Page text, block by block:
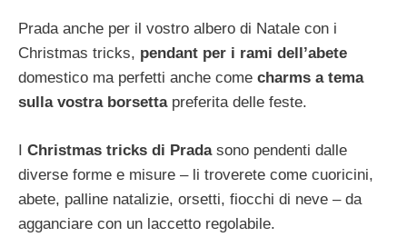
Prada anche per il vostro albero di Natale con i
Christmas tricks, pendant per i rami dell’abete
domestico ma perfetti anche come charms a tema
sulla vostra borsettapreferita delle feste.
I Christmas tricks di Pradasono pendenti dalle
diverse forme e misure – li troverete come cuoricini,
abete, palline natalizie, orsetti, fiocchi di neve – da
agganciare con un laccetto regolabile.